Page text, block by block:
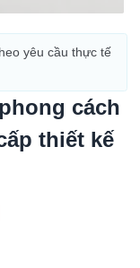
yêu cầu thực tế
cách
thiết kế